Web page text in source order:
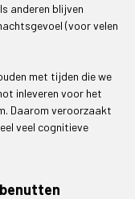
anderen blijven
(voor velen
met tijden die we
inleveren voor het
Daarom veroorzaakt
veel cognitieve